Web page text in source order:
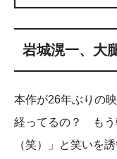
岩城滉一、大
本作が26年ぶりの
経ってるの？ もう
（笑）」と笑いを